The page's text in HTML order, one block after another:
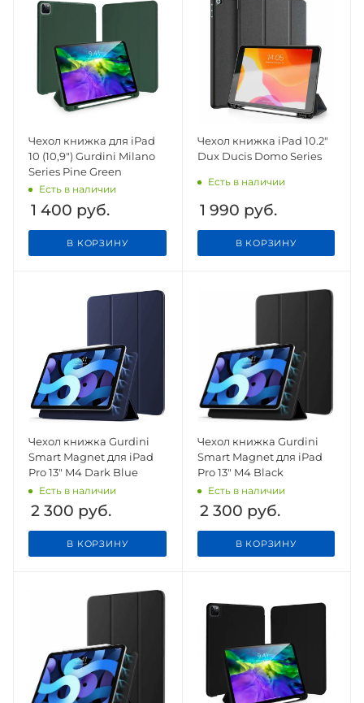
Чехол книжка для iPad
10 (10,9") Gurdini Milano
Series Pine Green
Есть в наличии
1 400 руб.
В КОРЗИНУ
Чехол книжка iPad 10.2"
Dux Ducis Domo Series
Есть в наличии
1 990 руб.
В КОРЗИНУ
Чехол книжка Gurdini
Smart Magnet для iPad
Pro 13" M4 Dark Blue
Есть в наличии
2 300 руб.
В КОРЗИНУ
Чехол книжка Gurdini
Smart Magnet для iPad
Pro 13" M4 Black
Есть в наличии
2 300 руб.
В КОРЗИНУ